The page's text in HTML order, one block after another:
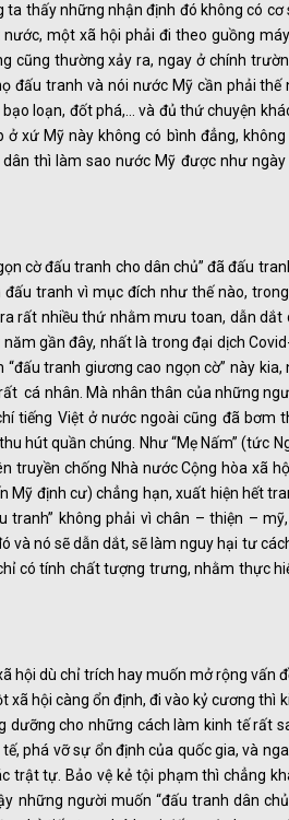
thấy những nhận định đó không có cơ
một xã hội phải đi theo guồng
cũng thường xảy ra, ngay ở chính
đấu tranh và nói nước Mỹ cần phải thế
loạn, đốt phá,… và đủ thứ chuyện
xứ Mỹ này không có bình đẳng,
thì làm sao nước Mỹ được như
cờ đấu tranh cho dân chủ” đã đấu
tranh vì mục đích như thế nào,
rất nhiều thứ nhằm mưu toan, dẫn dắt
gần đây, nhất là trong đại dịch
tranh giương cao ngọn cờ” này
cá nhân. Mà nhân thân của những
tiếng Việt ở nước ngoài cũng đã bơm
hút quần chúng. Như “Mẹ Nấm” (tức
truyền chống Nhà nước Cộng hòa xã
Mỹ định cư) chẳng hạn, xuất hiện hết
tranh” không phải vì chân – thiện –
và nó sẽ dẫn dắt, sẽ làm nguy hại tư
có tính chất tượng trưng, nhằm thực
hội dù chỉ trích hay muốn mở rộng vấn
xã hội càng ổn định, đi vào kỷ cương thì
dưỡng cho những cách làm kinh tế rất
phá vỡ sự ổn định của quốc gia, và
trật tự. Bảo vệ kẻ tội phạm thì chẳng
những người muốn “đấu tranh dân chủ